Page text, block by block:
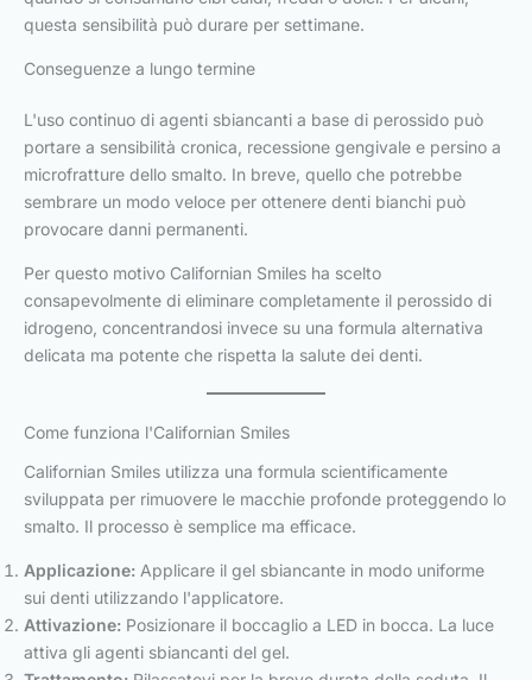
questa sensibilità può durare per settimane.
Conseguenze a lungo termine
L'uso continuo di agenti sbiancanti a base di perossido può
portare a sensibilità cronica, recessione gengivale e persino a
microfratture dello smalto. In breve, quello che potrebbe
sembrare un modo veloce per ottenere denti bianchi può
provocare danni permanenti.
Per questo motivo Californian Smiles ha scelto
consapevolmente di eliminare completamente il perossido di
idrogeno, concentrandosi invece su una formula alternativa
delicata ma potente che rispetta la salute dei denti.
Come funziona l'Californian Smiles
Californian Smiles utilizza una formula scientificamente
sviluppata per rimuovere le macchie profonde proteggendo lo
smalto. Il processo è semplice ma efficace.
Applicazione: Applicare il gel sbiancante in modo uniforme
sui denti utilizzando l'applicatore.
Attivazione: Posizionare il boccaglio a LED in bocca. La luce
attiva gli agenti sbiancanti del gel.